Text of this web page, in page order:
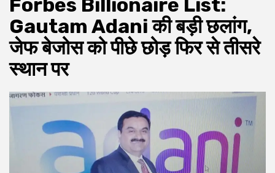
Forbes Billionaire List:
Gautam Adani की बड़ी छलांग,
जेफ बेजोस को पीछे छोड़ फिर से तीसरे
स्थान पर